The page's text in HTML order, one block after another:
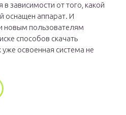
зависимости от того, какой
оснащен аппарат. И
новым пользователям
способов скачать
освоенная система не